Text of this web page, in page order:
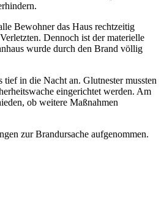
Bewohner das Haus rechtzeitig
Dennoch ist der materielle
wurde durch den Brand völlig
tief in die Nacht an. Glutnester mussten
eingerichtet werden. Am
ob weitere Maßnahmen
zur Brandursache aufgenommen.